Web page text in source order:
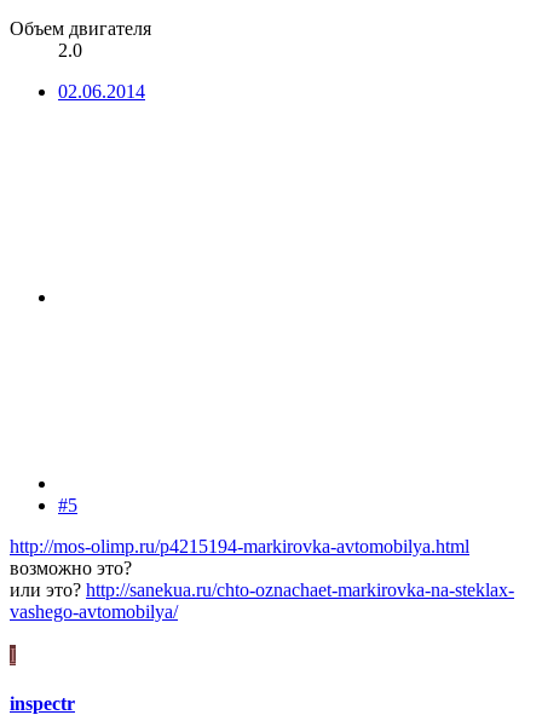
Объем двигателя
2.0
02.06.2014
#5
http://mos-olimp.ru/p4215194-markirovka-avtomobilya.html
возможно это?
или это? http://sanekua.ru/chto-oznachaet-markirovka-na-steklax-
vashego-avtomobilya/
I
inspectr